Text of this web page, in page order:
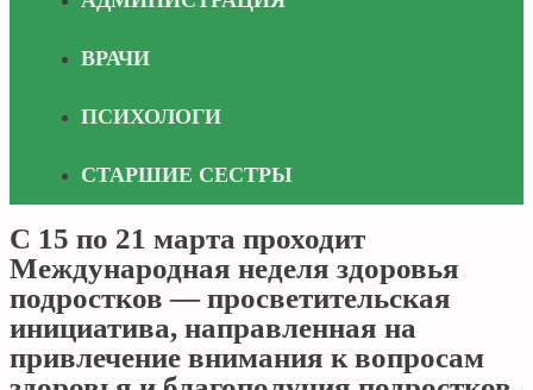
ВРАЧИ
ПСИХОЛОГИ
СТАРШИЕ СЕСТРЫ
С 15 по 21 марта проходит
Международная неделя здоровья
подростков — просветительская
инициатива, направленная на
привлечение внимания к вопросам